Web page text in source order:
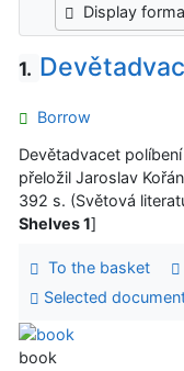
Display
1.
Borrow
Devětadvacet
přeložil Jaroslav
392 s. (Světová
Shelves 1]
To the basket
Selected
book